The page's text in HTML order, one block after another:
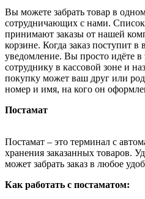
Вы можете забрать товар в
сотрудничающих с нами.
принимают заказы от нашей
корзине. Когда заказ поступит
уведомление. Вы просто идёте в
сотруднику в кассовой зоне и
покупку может ваш друг или
номер и имя, на кого он
Постамат
Постамат – это терминал с
хранения заказанных товаров.
может забрать заказ в любое
Как работать с постаматом: